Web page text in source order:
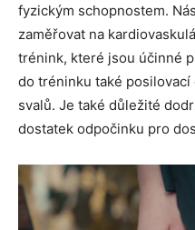
fyzickým schopnostem.
zaměřovat na
trénink, které jsou účinné
do tréninku také
svalů. Je také důležité
dostatek odpočinku pro